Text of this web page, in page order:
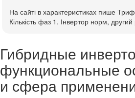
На сайті в характеристиках пише
Кількість фаз 1. Інвертор норм,
Гибридные
функциональные
и сфера